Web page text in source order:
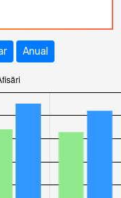
oferă
profesioniștii
larg interesat
traficului. Cel
2025
afișări. Perioada
Anual